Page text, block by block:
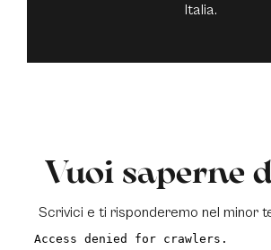
Italia.
Vuoi saperne
Scrivici e ti risponderemo nel minor